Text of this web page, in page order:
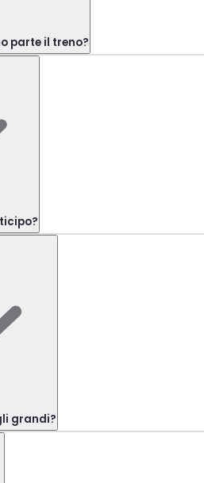
parte il treno?
grandi?